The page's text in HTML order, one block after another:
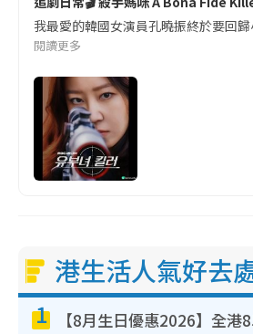
我最愛的韓國女演員孔曉振終於要回
閱讀更多
港生活人氣好去
1